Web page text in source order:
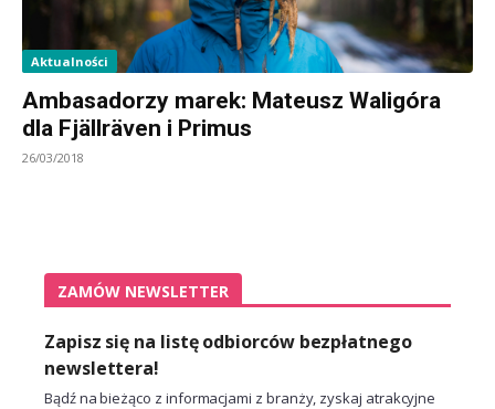
Aktualności
Ambasadorzy marek: Mateusz Waligóra
dla Fjällräven i Primus
26/03/2018
ZAMÓW NEWSLETTER
Zapisz się na listę odbiorców bezpłatnego
newslettera!
Bądź na bieżąco z informacjami z branży, zyskaj atrakcyjne